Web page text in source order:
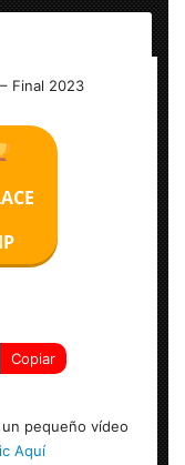
Final 2023
Copiar
pequeño vídeo
Aquí